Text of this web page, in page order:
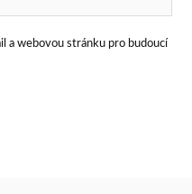
a webovou stránku pro budoucí